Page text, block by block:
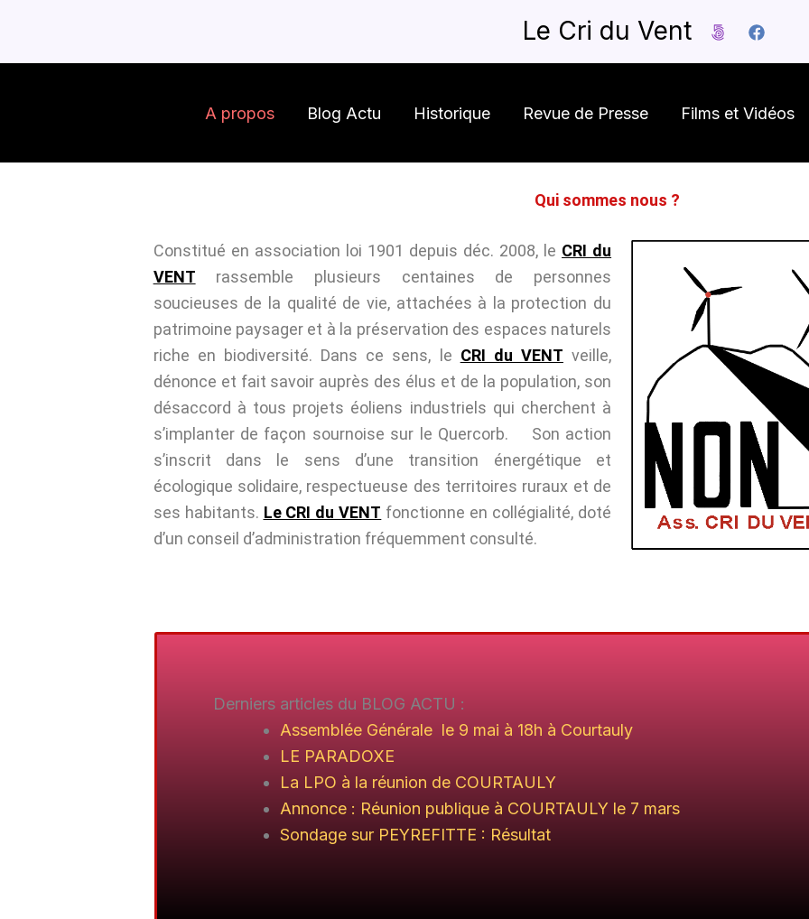
contenu
Le Cri du Vent
A propos Blog Actu Historique Revue de Presse Films et Vidéos
Qui sommes nous ?
Constitué en association loi 1901 depuis déc. 2008, le CRI du
VENT rassemble plusieurs centaines de personnes
soucieuses de la qualité de vie, attachées à la protection du
patrimoine paysager et à la préservation des espaces naturels
riche en biodiversité. Dans ce sens, le CRI du VENT veille,
dénonce et fait savoir auprès des élus et de la population, son
désaccord à tous projets éoliens industriels qui cherchent à
s’implanter de façon sournoise sur le Quercorb. Son action
s’inscrit dans le sens d’une transition énergétique et
écologique solidaire, respectueuse des territoires ruraux et de
ses habitants. Le CRI du VENT fonctionne en collégialité, doté
d’un conseil d’administration fréquemment consulté.
Derniers articles du BLOG ACTU :
Assemblée Générale le 9 mai à 18h à Courtauly
LE PARADOXE
La LPO à la réunion de COURTAULY
Annonce : Réunion publique à COURTAULY le 7 mars
Sondage sur PEYREFITTE : Résultat